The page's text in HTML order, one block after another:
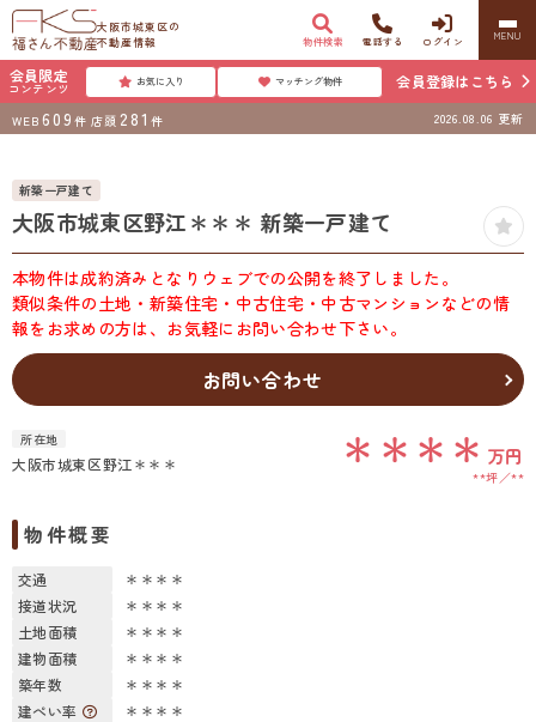
大阪市城東区の
不動産情報
物件検索 電話する ログイン MENU
会員限定
コンテンツ お気に入り マッチング物件 会員登録はこちら
WEB 609 件 店頭 281 件 2026.08.06 更新
新築一戸建て
大阪市城東区野江＊＊＊ 新築一戸建て
本物件は成約済みとなりウェブでの公開を終了しました。
類似条件の土地・新築住宅・中古住宅・中古マンションなどの情
報をお求めの方は、お気軽にお問い合わせ下さい。
お問い合わせ
所在地
大阪市城東区野江＊＊＊ ＊＊＊＊ 万円
**坪 **
物件概要
交通
＊＊＊＊
接道状況
＊＊＊＊
土地面積
＊＊＊＊
建物面積
＊＊＊＊
築年数
＊＊＊＊
建ぺい率
＊＊＊＊